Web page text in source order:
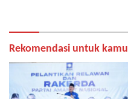
Rekomendasi untuk kamu